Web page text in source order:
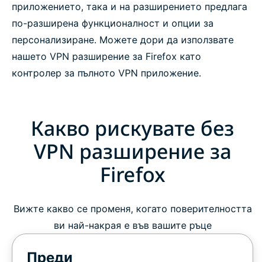
приложението, така и на разширението предлага
по-разширена функционалност и опции за
персонализиране. Можете дори да използвате
нашето VPN разширение за Firefox като
контролер за пълното VPN приложение.
Какво рискувате без
VPN разширение за
Firefox
Вижте какво се променя, когато поверителността
ви най-накрая е във вашите ръце
Преди